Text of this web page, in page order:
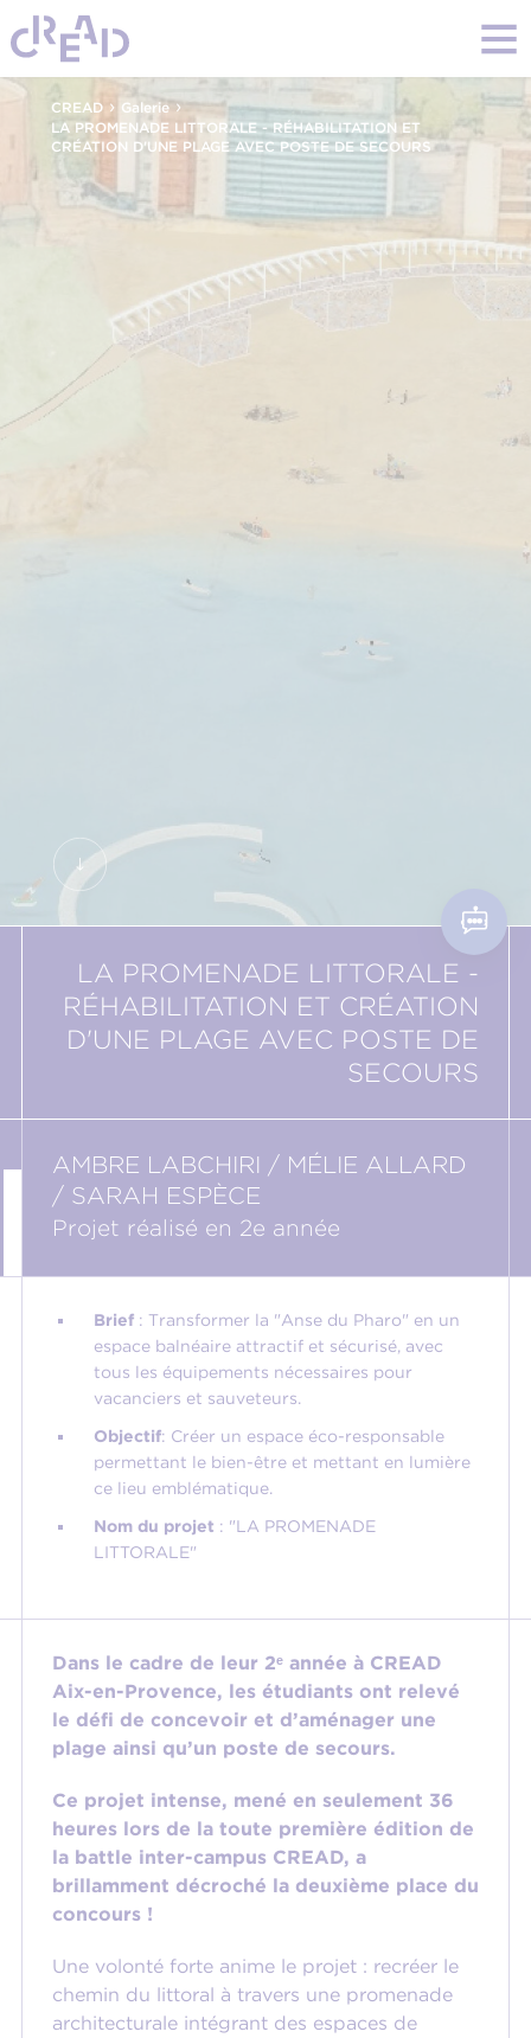
CREAD› Galerie›
LA PROMENADE LITTORALE - RÉHABILITATION ET
CRÉATION D'UNE PLAGE AVEC POSTE DE SECOURS
LA PROMENADE LITTORALE -
RÉHABILITATION ET CRÉATION
D'UNE PLAGE AVEC POSTE DE
SECOURS
AMBRE LABCHIRI / MÉLIE ALLARD
/ SARAH ESPÈCE
Projet réalisé en 2e année
Brief: Transformer la "Anse du Pharo" en un
espace balnéaire attractif et sécurisé, avec
tous les équipements nécessaires pour
vacanciers et sauveteurs.
Objectif: Créer un espace éco-responsable
permettant le bien-être et mettant en lumière
ce lieu emblématique.
Nom du projet : "LA PROMENADE
LITTORALE"
Dans le cadre de leur 2ᵉ année à CREAD
Aix-en-Provence, les étudiants ont relevé
le défi de concevoir et d’aménager une
plage ainsi qu’un poste de secours.
Ce projet intense, mené en seulement 36
heures lors de la toute première édition de
la battle inter-campus CREAD, a
brillamment décroché la deuxième place du
concours !
Une volonté forte anime le projet : recréer le
chemin du littoral à travers une promenade
architecturale intégrant des espaces de